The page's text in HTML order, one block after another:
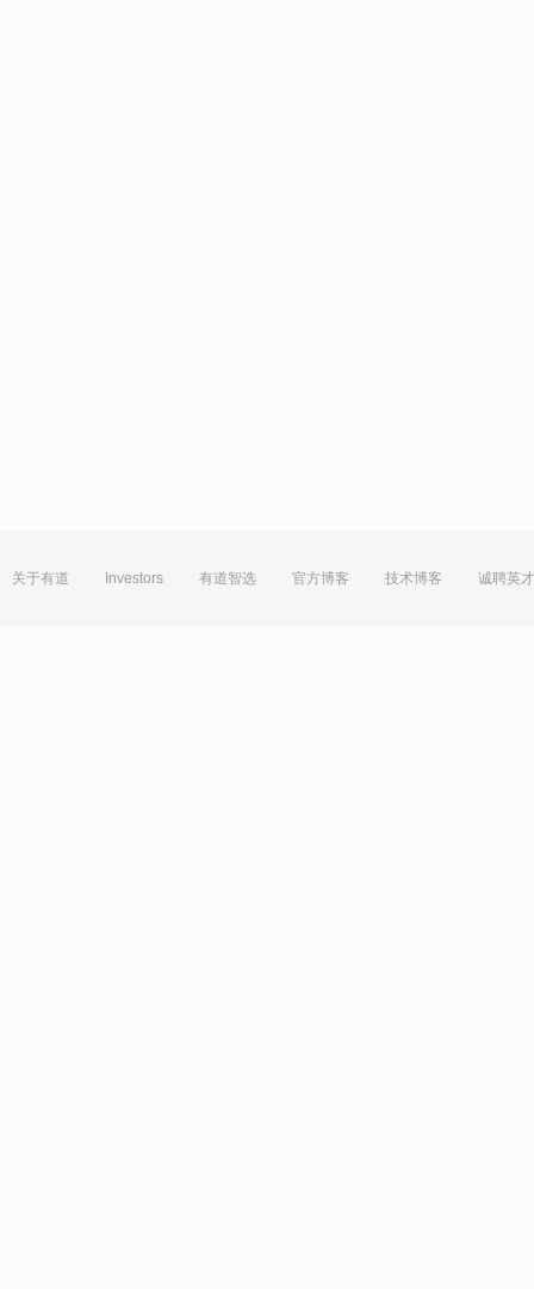
关于有道 Investors 有道智选 官方博客 技术博客 诚聘英才